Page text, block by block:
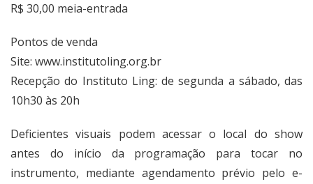
R$ 30,00 meia-entrada
Pontos de venda
Site: www.institutoling.org.br
Recepção do Instituto Ling: de segunda a sábado, das
10h30 às 20h
Deficientes visuais podem acessar o local do show
antes do início da programação para tocar no
instrumento, mediante agendamento prévio pelo e-